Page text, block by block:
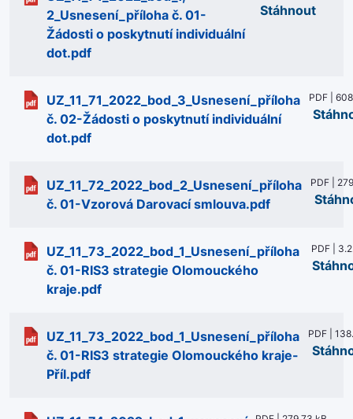
2_Usnesení_příloha č. 01-
Žádosti o poskytnutí individuální
dot.pdf
Stáhnout
UZ_11_71_2022_bod_3_Usnesení_příloha
č. 02-Žádosti o poskytnutí individuální
dot.pdf
PDF |
UZ_11_72_2022_bod_2_Usnesení_příloha
č. 01-Vzorová Darovací smlouva.pdf
PDF |
UZ_11_73_2022_bod_1_Usnesení_příloha
č. 01-RIS3 strategie Olomouckého
kraje.pdf
PDF |
UZ_11_73_2022_bod_1_Usnesení_příloha
č. 01-RIS3 strategie Olomouckého kraje-
Příl.pdf
PDF |